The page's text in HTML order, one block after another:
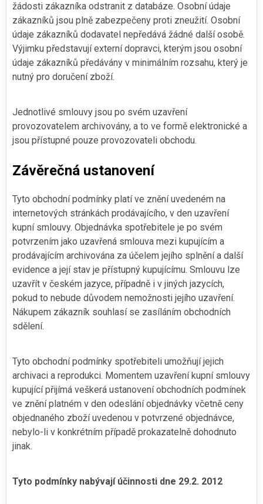
žádosti zákazníka odstranit z databáze. Osobní údaje
zákazníků jsou plně zabezpečeny proti zneužití. Osobní
údaje zákazníků dodavatel nepředává žádné další osobě.
Výjimku představují externí dopravci, kterým jsou osobní
údaje zákazníků předávány v minimálním rozsahu, který je
nutný pro doručení zboží.
Jednotlivé smlouvy jsou po svém uzavření
provozovatelem archivovány, a to ve formě elektronické a
jsou přístupné pouze provozovateli obchodu.
Závěrečná ustanovení
Tyto obchodní podmínky platí ve znění uvedeném na
internetových stránkách prodávajícího, v den uzavření
kupní smlouvy. Objednávka spotřebitele je po svém
potvrzením jako uzavřená smlouva mezi kupujícím a
prodávajícím archivována za účelem jejího splnění a další
evidence a její stav je přístupný kupujícímu. Smlouvu lze
uzavřít v českém jazyce, případně i v jiných jazycích,
pokud to nebude důvodem nemožnosti jejího uzavření.
Nákupem zákazník souhlasí se zasíláním obchodních
sdělení.
Tyto obchodní podmínky spotřebiteli umožňují jejich
archivaci a reprodukci. Momentem uzavření kupní smlouvy
kupující přijímá veškerá ustanovení obchodních podmínek
ve znění platném v den odeslání objednávky včetně ceny
objednaného zboží uvedenou v potvrzené objednávce,
nebylo-li v konkrétním případě prokazatelně dohodnuto
jinak.
Tyto podmínky nabývají účinnosti dne 29.2. 2012